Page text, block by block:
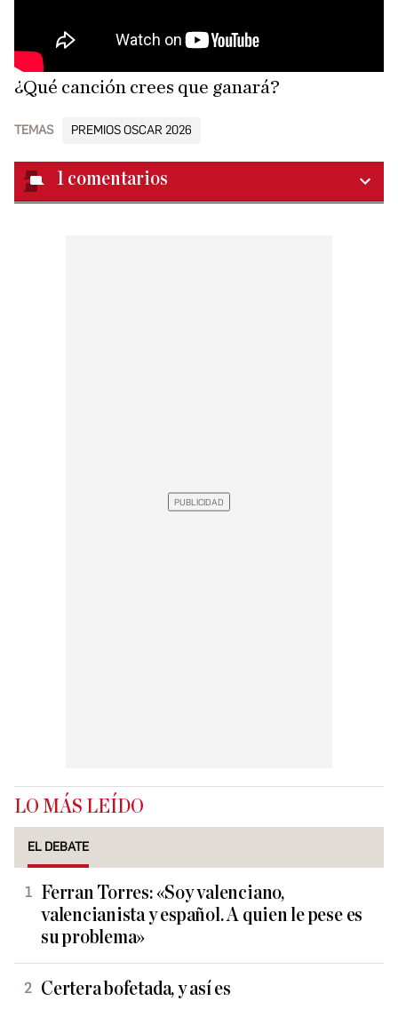
¿Qué canción crees que ganará?
TEMAS PREMIOS OSCAR 2026
1 comentarios
LO MÁS LEÍDO
EL DEBATE
Ferran Torres: «Soy valenciano,
valencianista y español. A quien le pese es
su problema»
Certera bofetada, y así es